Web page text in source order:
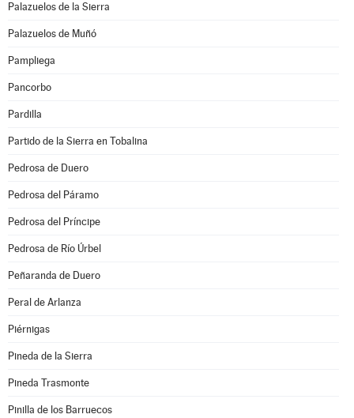
Palazuelos de la Sierra
Palazuelos de Muñó
Pampliega
Pancorbo
Pardilla
Partido de la Sierra en Tobalina
Pedrosa de Duero
Pedrosa del Páramo
Pedrosa del Príncipe
Pedrosa de Río Úrbel
Peñaranda de Duero
Peral de Arlanza
Piérnigas
Pineda de la Sierra
Pineda Trasmonte
Pinilla de los Barruecos